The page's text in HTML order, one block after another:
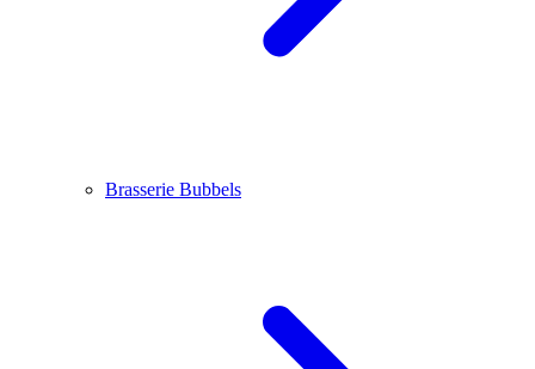
Brasserie Bubbels